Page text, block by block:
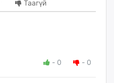
Таагүй
- 0 - 0